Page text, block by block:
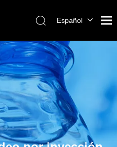
Español
العربية
Français
Pусский
Português